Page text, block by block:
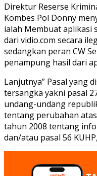
Direktur Reserse
Kombes Pol Donny
ialah Membuat aplikasi
dari vidio.com secara
sedangkan peran CW
penampung hasil dari
Lanjutnya” Pasal yang
tersangka yakni pasal
undang-undang
tentang perubahan
tahun 2008 tentang
dan/atau pasal 56